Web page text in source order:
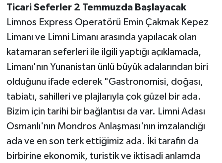
Ticari Seferler 2 Temmuzda Başlayacak
Limnos Express Operatörü Emin Çakmak Kepez
Limanı ve Limni Limanı arasında yapılacak olan
katamaran seferleri ile ilgili yaptığı açıklamada,
Limanı'nın Yunanistan ünlü büyük adalarından biri
olduğunu ifade ederek "Gastronomisi, doğası,
tabiatı, sahilleri ve plajlarıyla çok güzel bir ada.
Bizim için tarihi bir bağlantısı da var. Limni Adası
Osmanlı'nın Mondros Anlaşması'nın imzalandığı
ada ve en son terk ettiğimiz ada. İki tarafın da
birbirine ekonomik, turistik ve iktisadi anlamda